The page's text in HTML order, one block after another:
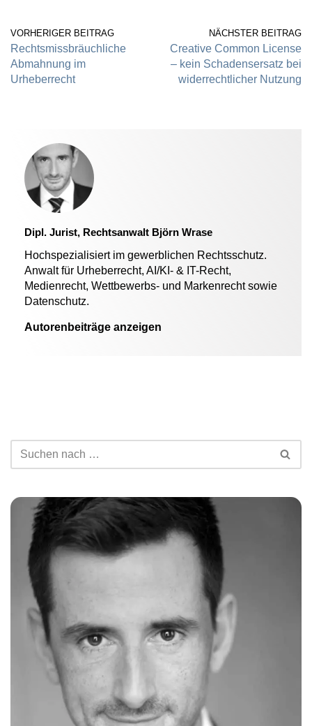
VORHERIGER BEITRAG
Rechtsmissbräuchliche
Abmahnung im
Urheberrecht
NÄCHSTER BEITRAG
Creative Common License
– kein Schadensersatz bei
widerrechtlicher Nutzung
Dipl. Jurist, Rechtsanwalt Björn Wrase
Hochspezialisiert im gewerblichen Rechtsschutz.
Anwalt für Urheberrecht, AI/KI- & IT-Recht,
Medienrecht, Wettbewerbs- und Markenrecht sowie
Datenschutz.
Autorenbeiträge anzeigen